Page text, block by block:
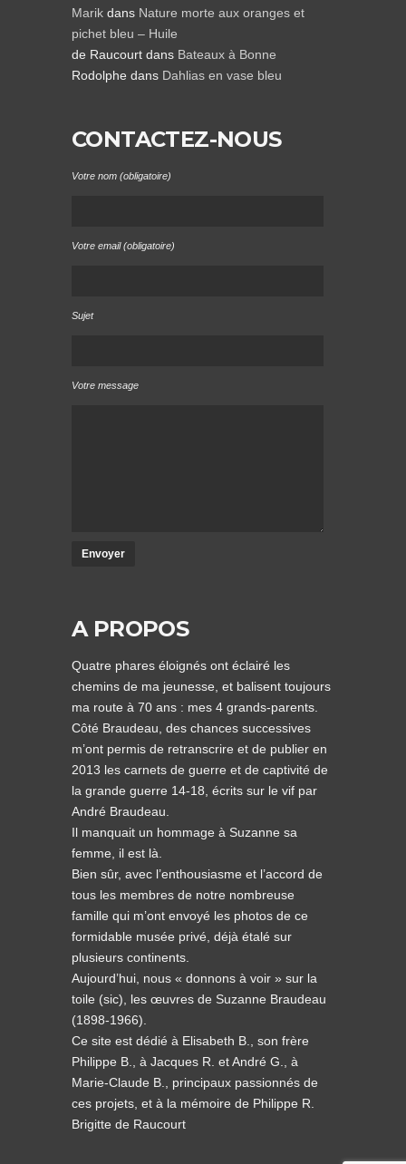
Marikdans Nature morte aux oranges et
pichet bleu – Huile
de Raucourtdans Bateaux à Bonne
Rodolphe dans Dahlias en vase bleu
CONTACTEZ-NOUS
Votre nom (obligatoire)
Votre email (obligatoire)
Sujet
Votre message
A PROPOS
Quatre phares éloignés ont éclairé les
chemins de ma jeunesse, et balisent toujours
ma route à 70 ans : mes 4 grands-parents.
Côté Braudeau, des chances successives
m’ont permis de retranscrire et de publier en
2013 les carnets de guerre et de captivité de
la grande guerre 14-18, écrits sur le vif par
André Braudeau.
Il manquait un hommage à Suzanne sa
femme, il est là.
Bien sûr, avec l’enthousiasme et l’accord de
tous les membres de notre nombreuse
famille qui m’ont envoyé les photos de ce
formidable musée privé, déjà étalé sur
plusieurs continents.
Aujourd’hui, nous « donnons à voir » sur la
toile (sic), les œuvres de Suzanne Braudeau
(1898-1966).
Ce site est dédié à Elisabeth B., son frère
Philippe B., à Jacques R. et André G., à
Marie-Claude B., principaux passionnés de
ces projets, et à la mémoire de Philippe R.
Brigitte de Raucourt